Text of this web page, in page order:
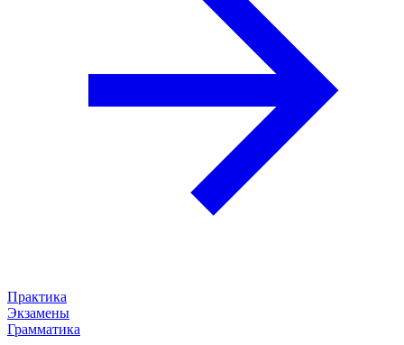
Практика
Экзамены
Грамматика